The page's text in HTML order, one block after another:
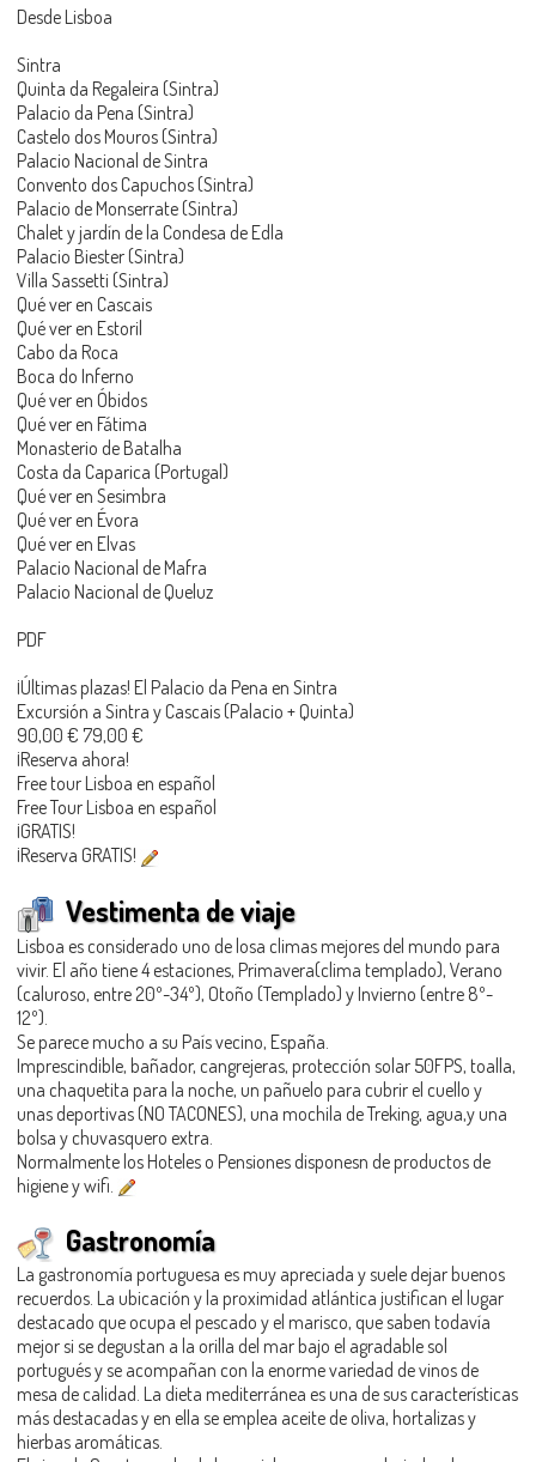
Desde Lisboa
Sintra
Quinta da Regaleira (Sintra)
Palacio da Pena (Sintra)
Castelo dos Mouros (Sintra)
Palacio Nacional de Sintra
Convento dos Capuchos (Sintra)
Palacio de Monserrate (Sintra)
Chalet y jardín de la Condesa de Edla
Palacio Biester (Sintra)
Villa Sassetti (Sintra)
Qué ver en Cascais
Qué ver en Estoril
Cabo da Roca
Boca do Inferno
Qué ver en Óbidos
Qué ver en Fátima
Monasterio de Batalha
Costa da Caparica (Portugal)
Qué ver en Sesimbra
Qué ver en Évora
Qué ver en Elvas
Palacio Nacional de Mafra
Palacio Nacional de Queluz
PDF
¡Últimas plazas! El Palacio da Pena en Sintra
Excursión a Sintra y Cascais (Palacio + Quinta)
90,00 € 79,00 €
¡Reserva ahora!
Free tour Lisboa en español
Free Tour Lisboa en español
¡GRATIS!
¡Reserva GRATIS!
Vestimenta de viaje
Lisboa es considerado uno de losa climas mejores del mundo para
vivir. El año tiene 4 estaciones, Primavera(clima templado), Verano
(caluroso, entre 20º-34º), Otoño (Templado) y Invierno (entre 8º-
12º).
Se parece mucho a su País vecino, España.
Imprescindible, bañador, cangrejeras, protección solar 50FPS, toalla,
una chaquetita para la noche, un pañuelo para cubrir el cuello y
unas deportivas (NO TACONES), una mochila de Treking, agua,y una
bolsa y chuvasquero extra.
Normalmente los Hoteles o Pensiones disponesn de productos de
higiene y wifi.
Gastronomía
La gastronomía portuguesa es muy apreciada y suele dejar buenos
recuerdos. La ubicación y la proximidad atlántica justifican el lugar
destacado que ocupa el pescado y el marisco, que saben todavía
mejor si se degustan a la orilla del mar bajo el agradable sol
portugués y se acompañan con la enorme variedad de vinos de
mesa de calidad. La dieta mediterránea es una de sus características
más destacadas y en ella se emplea aceite de oliva, hortalizas y
hierbas aromáticas.